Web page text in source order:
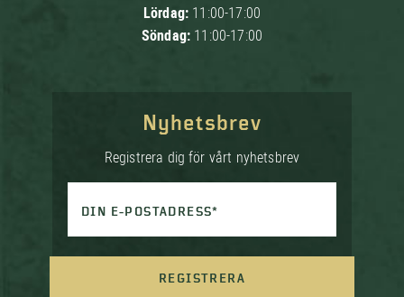
Lördag: 11:00-17:00
Söndag: 11:00-17:00
Nyhetsbrev
Registrera dig för vårt nyhetsbrev
DIN E-POSTADRESS*
REGISTRERA